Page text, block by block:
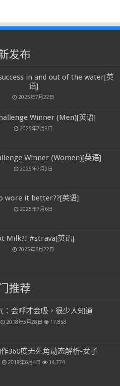
发布
in and out of the water[英
语]
2025年7月22日
Winner (Men)[英语]
2025年7月9日
Winner (Women)[英语]
2025年7月9日
wore it better??[英语]
2025年7月6日
Milk?! #strava[英语]
2025年6月22日
推荐
：会呼才会吸，很少人知道
2018年5月28日 17,858
360度无死角动态解析-女子
2018年6月4日 14,774